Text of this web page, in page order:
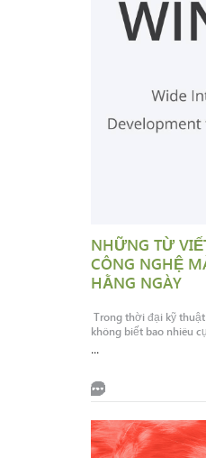
NHỮNG TỪ
CÔNG NGHỆ
HẰNG NGÀY
Trong thời đại kỹ
không biết bao nhiêu
...